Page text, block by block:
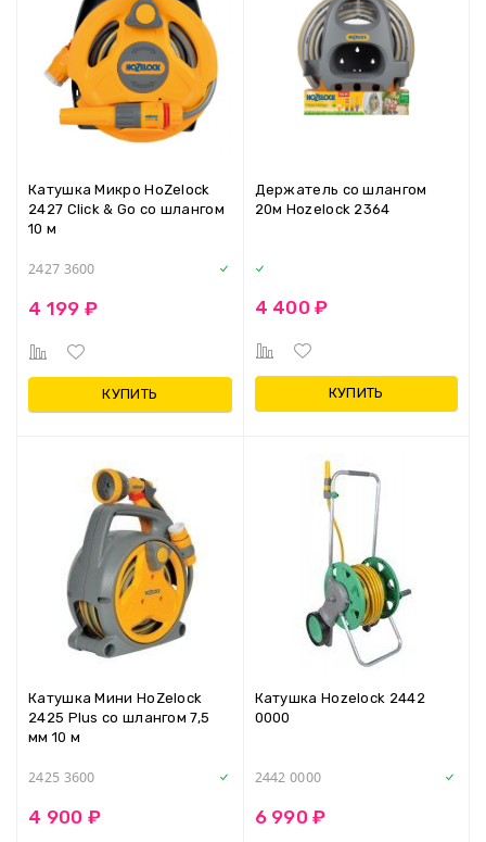
Катушка Микро HoZelock
2427 Click & Go со шлангом
10 м
2427 3600
4 199 ₽
КУПИТЬ
Держатель со шлангом
20м Hozelock 2364
4 400 ₽
КУПИТЬ
Катушка Мини HoZelock
2425 Plus со шлангом 7,5
мм 10 м
2425 3600
4 900 ₽
Катушка Hozelock 2442
0000
2442 0000
6 990 ₽